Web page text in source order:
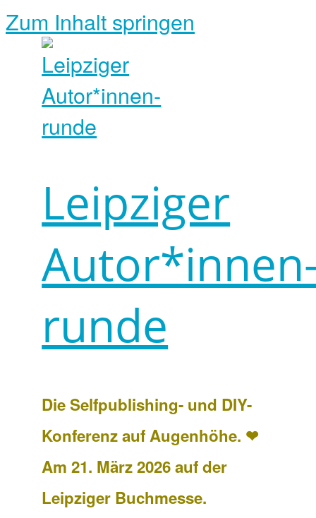
Zum Inhalt springen
Leipziger
runde
Die Selfpublishing- und DIY-
Konferenz auf Augenhöhe. ❤
Am 21. März 2026 auf der
Leipziger Buchmesse.